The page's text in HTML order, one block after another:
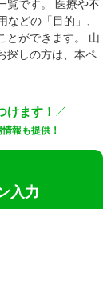
覧です。 医療や不
どの「目的」、
とができます。 山
探しの方は、本ペ
けます！
報も提供！
入力